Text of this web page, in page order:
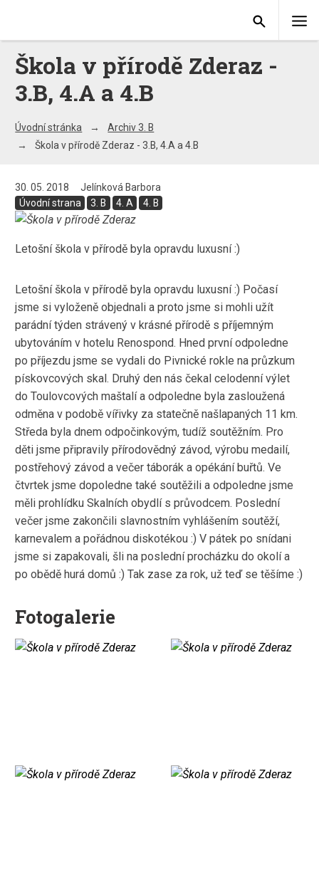
Škola v přírodě Zderaz -
3.B, 4.A a 4.B
Úvodní stránka
Archiv 3. B
Škola v přírodě Zderaz - 3.B, 4.A a 4.B
30. 05. 2018
Jelínková Barbora
Úvodní strana
3. B 4. A 4. B
Letošní škola v přírodě byla opravdu luxusní :)
Letošní škola v přírodě byla opravdu luxusní :) Počasí
jsme si vyloženě objednali a proto jsme si mohli užít
parádní týden strávený v krásné přírodě s příjemným
ubytováním v hotelu Renospond. Hned první odpoledne
po příjezdu jsme se vydali do Pivnické rokle na průzkum
pískovcových skal. Druhý den nás čekal celodenní výlet
do Toulovcových maštalí a odpoledne byla zasloužená
odměna v podobě vířivky za statečně našlapaných 11 km.
Středa byla dnem odpočinkovým, tudíž soutěžním. Pro
děti jsme připravily přírodovědný závod, výrobu medailí,
postřehový závod a večer táborák a opékání buřtů. Ve
čtvrtek jsme dopoledne také soutěžili a odpoledne jsme
měli prohlídku Skalních obydlí s průvodcem. Poslední
večer jsme zakončili slavnostním vyhlášením soutěží,
karnevalem a pořádnou diskotékou :) V pátek po snídani
jsme si zapakovali, šli na poslední procházku do okolí a
po obědě hurá domů :) Tak zase za rok, už teď se těšíme :)
Fotogalerie